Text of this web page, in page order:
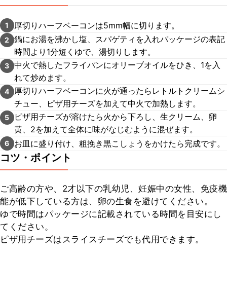
1 厚切りハーフベーコンは5mm幅に切ります。
2
鍋にお湯を沸かし塩、スパゲティを入れパッケージの表記
時間より1分短くゆで、湯切りします。
3 中火で熱したフライパンにオリーブオイルをひき、1を入
れて炒めます。
4
厚切りハーフベーコンに火が通ったらレトルトクリームシ
チュー、ピザ用チーズを加えて中火で加熱します。
5
ピザ用チーズが溶けたら火から下ろし、生クリーム、卵
黄、2を加えて全体に味がなじむように混ぜます。
6 お皿に盛り付け、粗挽き黒こしょうをかけたら完成です。
コツ・ポイント
ご高齢の方や、2才以下の乳幼児、妊娠中の女性、免疫機
能が低下している方は、卵の生食を避けてください。
ゆで時間はパッケージに記載されている時間を目安にし
てください。
ピザ用チーズはスライスチーズでも代用できます。